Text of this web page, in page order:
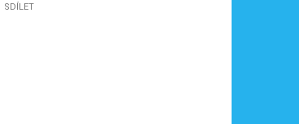
SDÍLET